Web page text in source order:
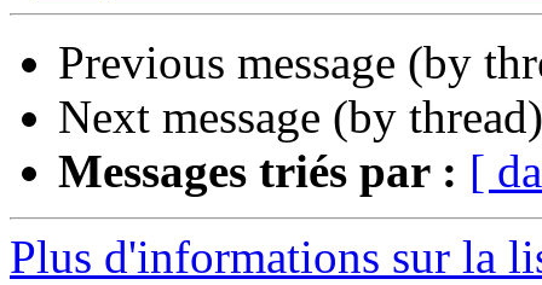
Previous message (by
Next message (by
Messages triés par : [
Plus d'informations sur la